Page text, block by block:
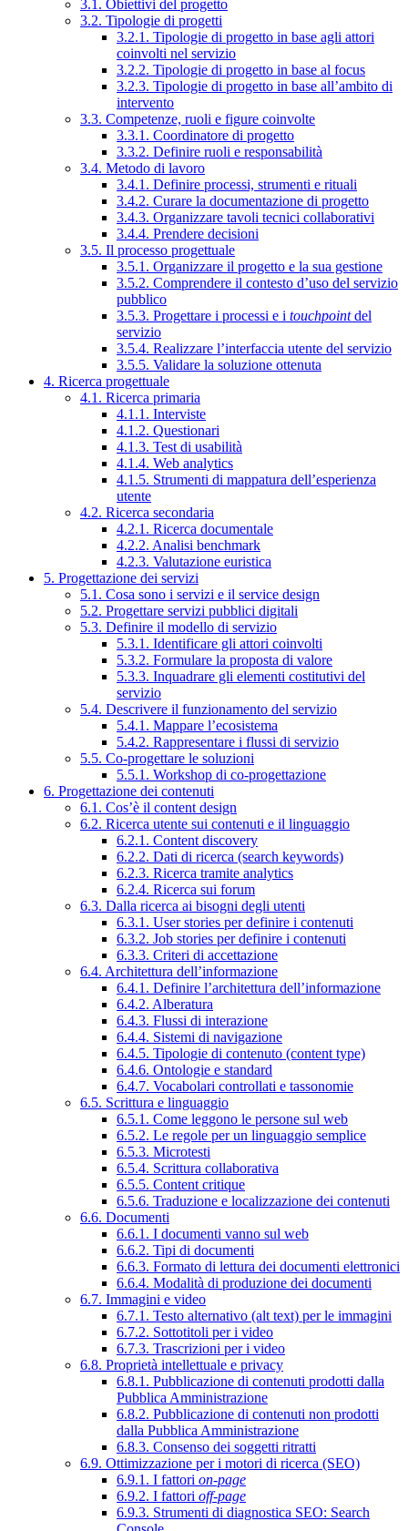
3.1. Obiettivi del progetto
3.2. Tipologie di progetti
3.2.1. Tipologie di progetto in base agli attori
coinvolti nel servizio
3.2.2. Tipologie di progetto in base al focus
3.2.3. Tipologie di progetto in base all’ambito di
intervento
3.3. Competenze, ruoli e figure coinvolte
3.3.1. Coordinatore di progetto
3.3.2. Definire ruoli e responsabilità
3.4. Metodo di lavoro
3.4.1. Definire processi, strumenti e rituali
3.4.2. Curare la documentazione di progetto
3.4.3. Organizzare tavoli tecnici collaborativi
3.4.4. Prendere decisioni
3.5. Il processo progettuale
3.5.1. Organizzare il progetto e la sua gestione
3.5.2. Comprendere il contesto d’uso del servizio
pubblico
3.5.3. Progettare i processi e i touchpointdel
servizio
3.5.4. Realizzare l’interfaccia utente del servizio
3.5.5. Validare la soluzione ottenuta
4. Ricerca progettuale
4.1. Ricerca primaria
4.1.1. Interviste
4.1.2. Questionari
4.1.3. Test di usabilità
4.1.4. Web analytics
4.1.5. Strumenti di mappatura dell’esperienza
utente
4.2. Ricerca secondaria
4.2.1. Ricerca documentale
4.2.2. Analisi benchmark
4.2.3. Valutazione euristica
5. Progettazione dei servizi
5.1. Cosa sono i servizi e il service design
5.2. Progettare servizi pubblici digitali
5.3. Definire il modello di servizio
5.3.1. Identificare gli attori coinvolti
5.3.2. Formulare la proposta di valore
5.3.3. Inquadrare gli elementi costitutivi del
servizio
5.4. Descrivere il funzionamento del servizio
5.4.1. Mappare l’ecosistema
5.4.2. Rappresentare i flussi di servizio
5.5. Co-progettare le soluzioni
5.5.1. Workshop di co-progettazione
6. Progettazione dei contenuti
6.1. Cos’è il content design
6.2. Ricerca utente sui contenuti e il linguaggio
6.2.1. Content discovery
6.2.2. Dati di ricerca (search keywords)
6.2.3. Ricerca tramite analytics
6.2.4. Ricerca sui forum
6.3. Dalla ricerca ai bisogni degli utenti
6.3.1. User stories per definire i contenuti
6.3.2. Job stories per definire i contenuti
6.3.3. Criteri di accettazione
6.4. Architettura dell’informazione
6.4.1. Definire l’architettura dell’informazione
6.4.2. Alberatura
6.4.3. Flussi di interazione
6.4.4. Sistemi di navigazione
6.4.5. Tipologie di contenuto (content type)
6.4.6. Ontologie e standard
6.4.7. Vocabolari controllati e tassonomie
6.5. Scrittura e linguaggio
6.5.1. Come leggono le persone sul web
6.5.2. Le regole per un linguaggio semplice
6.5.3. Microtesti
6.5.4. Scrittura collaborativa
6.5.5. Content critique
6.5.6. Traduzione e localizzazione dei contenuti
6.6. Documenti
6.6.1. I documenti vanno sul web
6.6.2. Tipi di documenti
6.6.3. Formato di lettura dei documenti elettronici
6.6.4. Modalità di produzione dei documenti
6.7. Immagini e video
6.7.1. Testo alternativo (alt text) per le immagini
6.7.2. Sottotitoli per i video
6.7.3. Trascrizioni per i video
6.8. Proprietà intellettuale e privacy
6.8.1. Pubblicazione di contenuti prodotti dalla
Pubblica Amministrazione
6.8.2. Pubblicazione di contenuti non prodotti
dalla Pubblica Amministrazione
6.8.3. Consenso dei soggetti ritratti
6.9. Ottimizzazione per i motori di ricerca (SEO)
6.9.1. I fattori on-page
6.9.2. I fattori off-page
6.9.3. Strumenti di diagnostica SEO: Search